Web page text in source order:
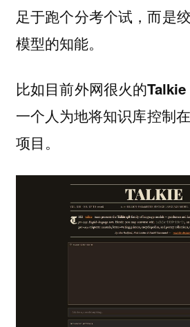
足于跑个分考个试，而是
模型的知能。
比如目前外网很火的
一个人为地将知识库控制
项目。